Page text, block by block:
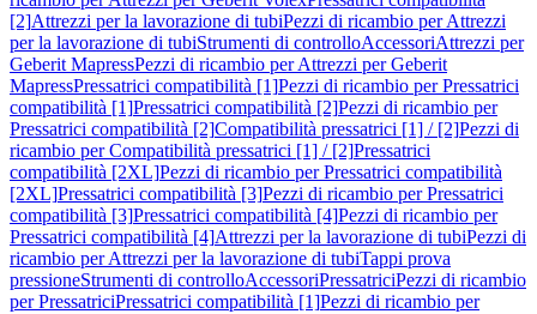
[2]Attrezzi per la lavorazione di tubiPezzi di ricambio per Attrezzi
per la lavorazione di tubiStrumenti di controlloAccessoriAttrezzi per
Geberit MapressPezzi di ricambio per Attrezzi per Geberit
MapressPressatrici compatibilità [1]Pezzi di ricambio per Pressatrici
compatibilità [1]Pressatrici compatibilità [2]Pezzi di ricambio per
Pressatrici compatibilità [2]Compatibilità pressatrici [1] / [2]Pezzi di
ricambio per Compatibilità pressatrici [1] / [2]Pressatrici
compatibilità [2XL]Pezzi di ricambio per Pressatrici compatibilità
[2XL]Pressatrici compatibilità [3]Pezzi di ricambio per Pressatrici
compatibilità [3]Pressatrici compatibilità [4]Pezzi di ricambio per
Pressatrici compatibilità [4]Attrezzi per la lavorazione di tubiPezzi di
ricambio per Attrezzi per la lavorazione di tubiTappi prova
pressioneStrumenti di controlloAccessoriPressatriciPezzi di ricambio
per PressatriciPressatrici compatibilità [1]Pezzi di ricambio per